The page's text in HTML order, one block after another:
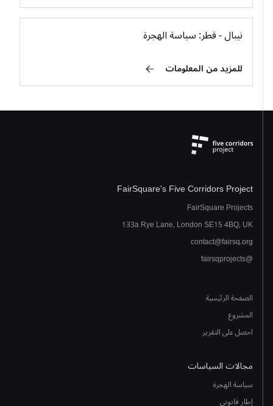
نيبال - قطر: سياسة الهجرة
للمزيد من المعلومات
FairSquare's Five Corridors Project
FairSquare Projects
133a Rye Lane, London SE15 4BQ, UK
contact@fairsq.org
@fairsqprojects
الصفحة الرئيسية
المشروع
احصل على التقرير
مجالات السياسات
سياسة الهجرة
إطار قانوني